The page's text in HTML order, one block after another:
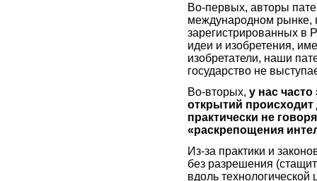
Во-первых, авторы
международном рынке,
зарегистрированных в
идеи и изобретения,
изобретатели, наши
государство не
Во-вторых, у нас
открытий
практически не
«раскрепощения
Из-за практики и
без разрешения
вдоль технологической